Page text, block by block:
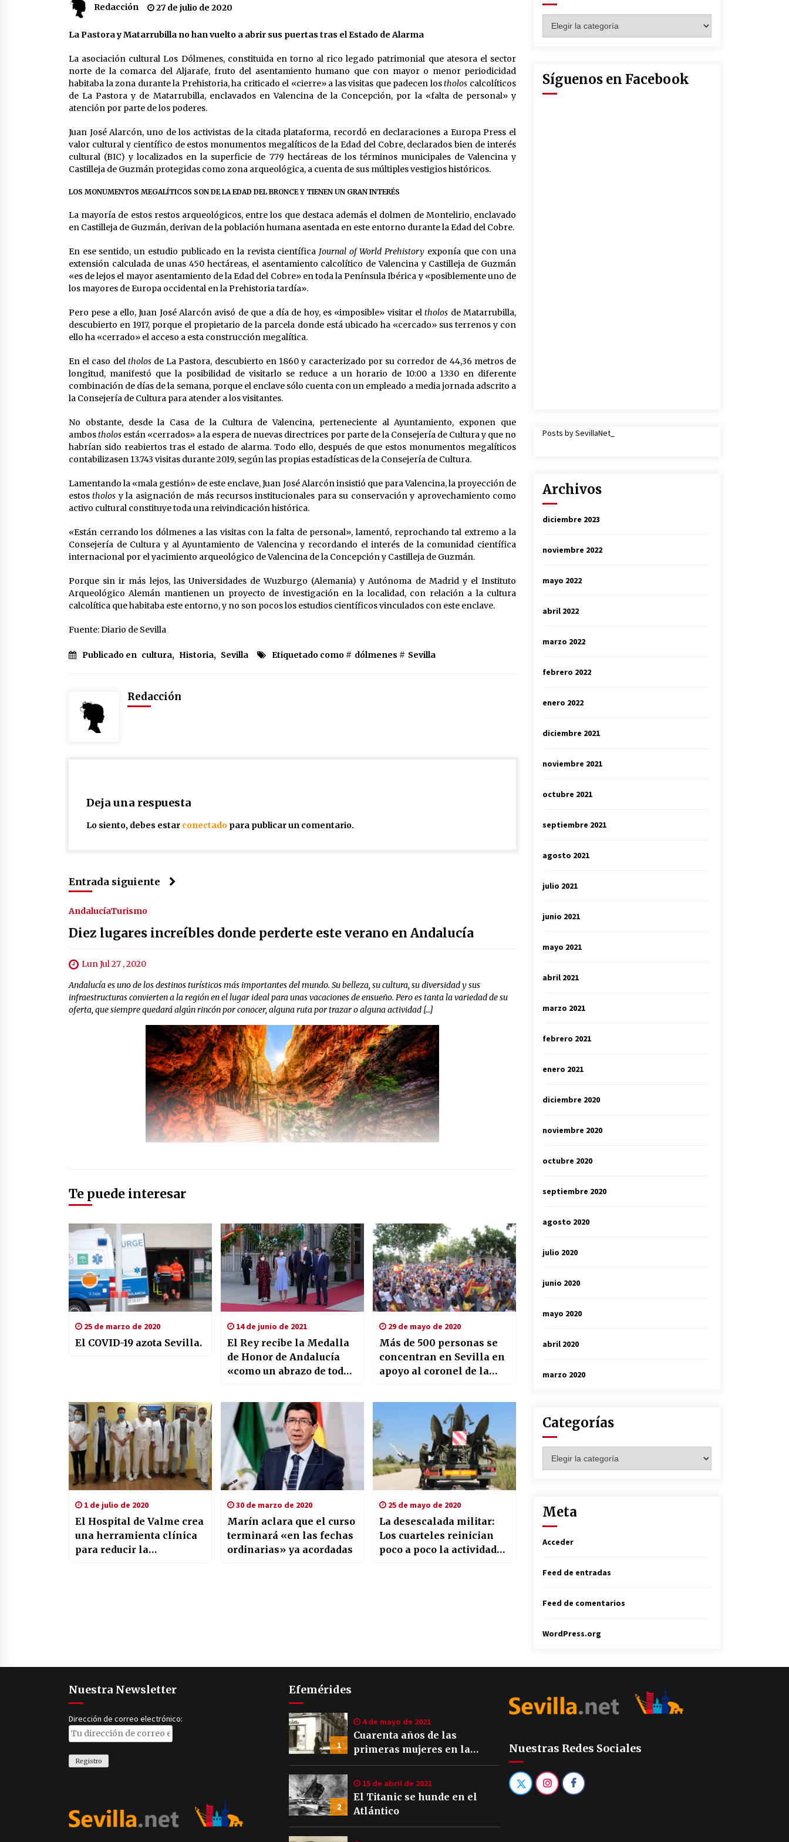
partido
17 de mayo de 2022 13 de mayo de 2022
¿Un «insulto» al traje de flamenca?
batas de cola en la Feria de Abril
7 de mayo de 2022
Los farolillos de la Feria de Sevilla
el riesgo de lluvia
4 de mayo de 2022
Muere el cardenal Carlos Amigo
Todos los cortes de tráfico por la
Feria de Sevilla 2022: del jueves 28
de abril al 8 de mayo
El cultivo casero de marihuana deja
sin luz dos meses a 256 familias en
Redacción 27 de julio de 2020
La Pastora y Matarrubilla no han vuelto a abrir sus puertas tras el Estado de Alarma
La asociación cultural Los Dólmenes, constituida en torno al rico legado patrimonial que atesora el sector
norte de la comarca del Aljarafe, fruto del asentamiento humano que con mayor o menor periodicidad
habitaba la zona durante la Prehistoria, ha criticado el «cierre» a las visitas que padecen lostholos calcolíticos
de La Pastora y de Matarrubilla, enclavados en Valencina de la Concepción, por la «falta de personal» y
atención por parte de los poderes.
Juan José Alarcón, uno de los activistas de la citada plataforma, recordó en declaraciones a Europa Press el
valor cultural y científico de estos monumentos megalíticos de la Edad del Cobre, declarados bien de interés
cultural (BIC) y localizados en la superficie de 779 hectáreas de los términos municipales de Valencina y
Castilleja de Guzmán protegidas como zona arqueológica, a cuenta de sus múltiples vestigios históricos.
LOS MONUMENTOS MEGALÍTICOS SON DE LA EDAD DEL BRONCE Y TIENEN UN GRAN INTERÉS
La mayoría de estos restos arqueológicos, entre los que destaca además el dolmen de Montelirio, enclavado
en Castilleja de Guzmán, derivan de la población humana asentada en este entorno durante la Edad del Cobre.
En ese sentido, un estudio publicado en la revista científica Journal of World Prehistory exponía que con una
extensión calculada de unas 450 hectáreas, el asentamiento calcolítico de Valencina y Castilleja de Guzmán
«es de lejos el mayor asentamiento de la Edad del Cobre» en toda la Península Ibérica y «posiblemente uno de
los mayores de Europa occidental en la Prehistoria tardía».
Pero pese a ello, Juan José Alarcón avisó de que a día de hoy, es «imposible» visitar eltholos de Matarrubilla,
descubierto en 1917, porque el propietario de la parcela donde está ubicado ha «cercado» sus terrenos y con
ello ha «cerrado» el acceso a esta construcción megalítica.
En el caso del tholosde La Pastora, descubierto en 1860 y caracterizado por su corredor de 44,36 metros de
longitud, manifestó que la posibilidad de visitarlo se reduce a un horario de 10:00 a 13:30 en diferente
combinación de días de la semana, porque el enclave sólo cuenta con un empleado a media jornada adscrito a
la Consejería de Cultura para atender a los visitantes.
No obstante, desde la Casa de la Cultura de Valencina, perteneciente al Ayuntamiento, exponen que
ambostholos están «cerrados» a la espera de nuevas directrices por parte de la Consejería de Cultura y que no
habrían sido reabiertos tras el estado de alarma. Todo ello, después de que estos monumentos megalíticos
contabilizasen 13.743 visitas durante 2019, según las propias estadísticas de la Consejería de Cultura.
Lamentando la «mala gestión» de este enclave, Juan José Alarcón insistió que para Valencina, la proyección de
estostholos y la asignación de más recursos institucionales para su conservación y aprovechamiento como
activo cultural constituye toda una reivindicación histórica.
«Están cerrando los dólmenes a las visitas con la falta de personal», lamentó, reprochando tal extremo a la
Consejería de Cultura y al Ayuntamiento de Valencina y recordando el interés de la comunidad científica
internacional por el yacimiento arqueológico de Valencina de la Concepción y Castilleja de Guzmán.
Porque sin ir más lejos, las Universidades de Wuzburgo (Alemania) y Autónoma de Madrid y el Instituto
Arqueológico Alemán mantienen un proyecto de investigación en la localidad, con relación a la cultura
calcolítica que habitaba este entorno, y no son pocos los estudios científicos vinculados con este enclave.
Fuente: Diario de Sevilla
Publicado en cultura, Historia, Sevilla Etiquetado como # dólmenes # Sevilla
Redacción
Deja una respuesta
Lo siento, debes estar conectado para publicar un comentario.
Entrada siguiente
AndalucíaTurismo
Diez lugares increíbles donde perderte este verano en Andalucía
Lun Jul 27 , 2020
Andalucía es uno de los destinos turísticos más importantes del mundo. Su belleza, su cultura, su diversidad y sus
infraestructuras convierten a la región en el lugar ideal para unas vacaciones de ensueño. Pero es tanta la variedad de su
oferta, que siempre quedará algún rincón por conocer, alguna ruta por trazar o alguna actividad […]
Te puede interesar
25 de marzo de 2020
El COVID-19 azota Sevilla.
14 de junio de 2021
El Rey recibe la Medalla
de Honor de Andalucía
«como un abrazo de todos
29 de mayo de 2020
Más de 500 personas se
concentran en Sevilla en
apoyo al coronel de la
1 de julio de 2020
El Hospital de Valme crea
una herramienta clínica
para reducir la
30 de marzo de 2020
Marín aclara que el curso
terminará «en las fechas
ordinarias» ya acordadas
25 de mayo de 2020
La desescalada militar:
Los cuarteles reinician
poco a poco la actividad
Síguenos en Facebook
Posts by SevillaNet_
Archivos
diciembre 2023
noviembre 2022
mayo 2022
abril 2022
marzo 2022
febrero 2022
enero 2022
diciembre 2021
noviembre 2021
octubre 2021
septiembre 2021
agosto 2021
julio 2021
junio 2021
mayo 2021
abril 2021
marzo 2021
febrero 2021
enero 2021
diciembre 2020
noviembre 2020
octubre 2020
septiembre 2020
agosto 2020
julio 2020
junio 2020
mayo 2020
abril 2020
marzo 2020
Categorías
Meta
Acceder
Feed de entradas
Feed de comentarios
WordPress.org
Nuestra Newsletter
Dirección de correo electrónico:
Efemérides
1
4 de mayo de 2021
Cuarenta años de las
primeras mujeres en la
Policía Local de Sevilla
2
15 de abril de 2021
El Titanic se hunde en el
Atlántico
Nuestras Redes Sociales